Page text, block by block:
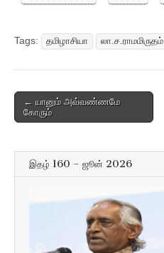
Tags: தமிழாசியா லா.ச.ராமமிருதம்
Post
navigation
← யானும் அவ்வண்ணமே
கோரும்
இதழ் 160 – ஜூன் 2026